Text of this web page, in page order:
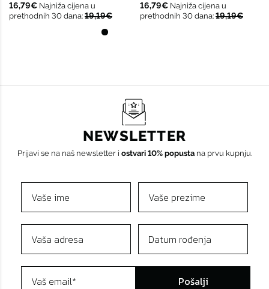
16,79€ Najniža cijena u
prethodnih 30 dana: 19,19€
16,79€ Najniža cijena u
prethodnih 30 dana: 19,19€
NEWSLETTER
Prijavi se na naš newsletter i ostvari 10% popustana prvu kupnju.
Pošalji